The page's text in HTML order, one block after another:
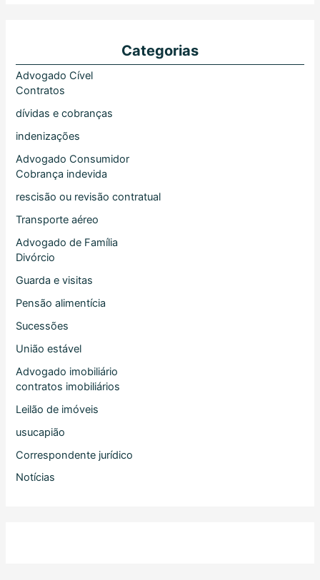
Categorias
Advogado Cível
Contratos
dívidas e cobranças
indenizações
Advogado Consumidor
Cobrança indevida
rescisão ou revisão contratual
Transporte aéreo
Advogado de Família
Divórcio
Guarda e visitas
Pensão alimentícia
Sucessões
União estável
Advogado imobiliário
contratos imobiliários
Leilão de imóveis
usucapião
Correspondente jurídico
Notícias